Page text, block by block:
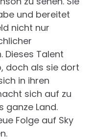
und bereitet
nicht nur
Dieses Talent
doch als sie dort
in ihren
sich auf zu
ganze Land.
Folge auf Sky